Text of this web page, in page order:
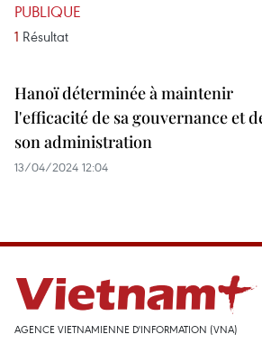
PUBLIQUE
1 Résultat
Hanoï déterminée à maintenir
l'efficacité de sa gouvernance et
son administration
13/04/2024 12:04
AGENCE VIETNAMIENNE D'INFORMATION (VNA)